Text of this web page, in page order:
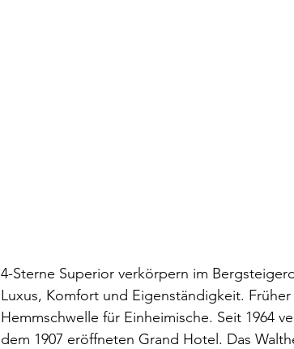
4-Sterne Superior verkörpern im
Luxus, Komfort und Eigenständigkeit.
Hemmschwelle für Einheimische. Seit 1964
dem 1907 eröffneten Grand Hotel. Das